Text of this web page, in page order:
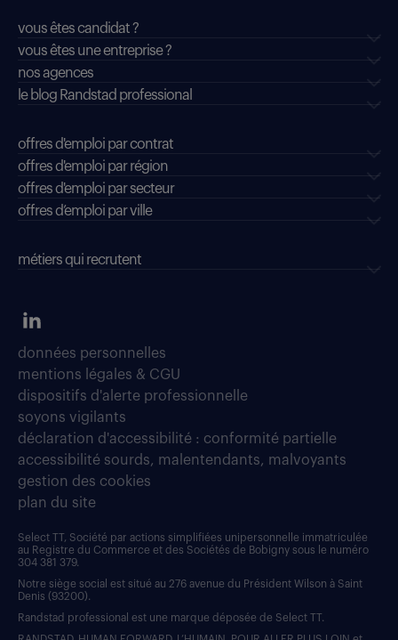
vous êtes candidat ?
vous êtes une entreprise ?
nos agences
le blog Randstad professional
offres d'emploi par contrat
offres d'emploi par région
offres d'emploi par secteur
offres d’emploi par ville
métiers qui recrutent
données personnelles
mentions légales & CGU
dispositifs d'alerte professionnelle
soyons vigilants
déclaration d'accessibilité : conformité partielle
accessibilité sourds, malentendants, malvoyants
gestion des cookies
plan du site
Select TT, Société par actions simplifiées unipersonnelle immatriculée
au Registre du Commerce et des Sociétés de Bobigny sous le numéro
304 381 379.
Notre siège social est situé au 276 avenue du Président Wilson à Saint
Denis (93200).
Randstad professional est une marque déposée de Select TT.